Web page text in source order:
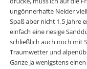
ungönnerhafte Neider
Spaß aber nicht 1,5 Jahre
einfach eine riesige
schließlich auch noch mit
Traumwetter und
Ganze ja wenigstens